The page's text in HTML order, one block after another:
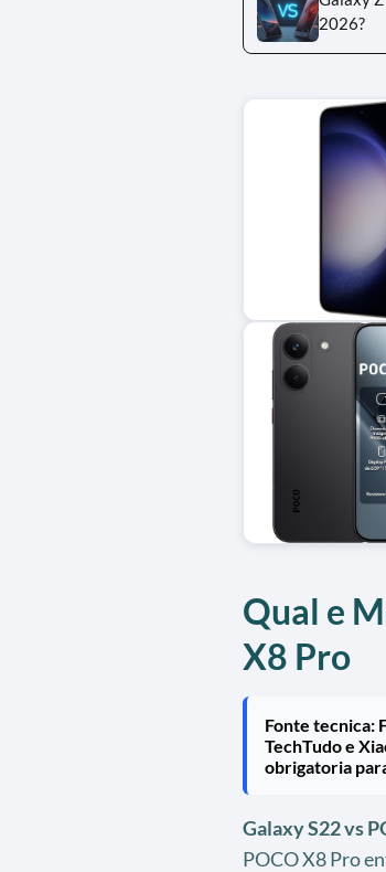
2026?
Qual e
X8 Pro
Fonte tecnica:
TechTudo e
obrigatoria
Galaxy S22 vs
POCO X8 Pro